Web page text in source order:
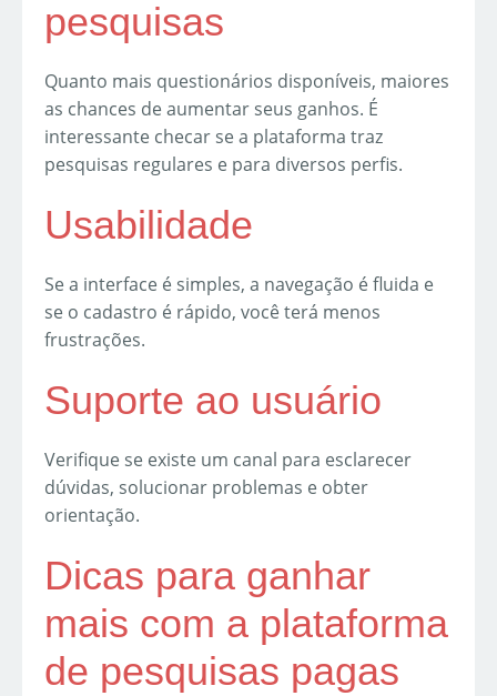
pesquisas
Quanto mais questionários disponíveis, maiores
as chances de aumentar seus ganhos. É
interessante checar se a plataforma traz
pesquisas regulares e para diversos perfis.
Usabilidade
Se a interface é simples, a navegação é fluida e
se o cadastro é rápido, você terá menos
frustrações.
Suporte ao usuário
Verifique se existe um canal para esclarecer
dúvidas, solucionar problemas e obter
orientação.
Dicas para ganhar
mais com a plataforma
de pesquisas pagas